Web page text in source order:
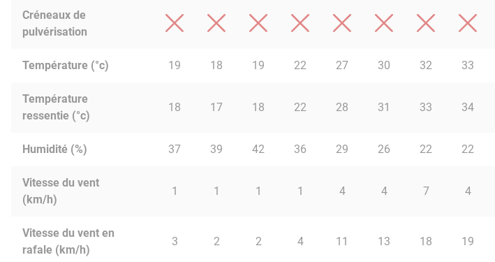
Créneaux de
pulvérisation
Température (°c) 19 18 19 22 27 30 32 33
Température
ressentie (°c)
18 17 18 22 28 31 33 34
Humidité (%) 37 39 42 36 29 26 22 22
Vitesse du vent
(km/h)
1 1 1 1 4 4 7 4
Vitesse du vent en
rafale (km/h)
3 2 2 4 11 13 18 19